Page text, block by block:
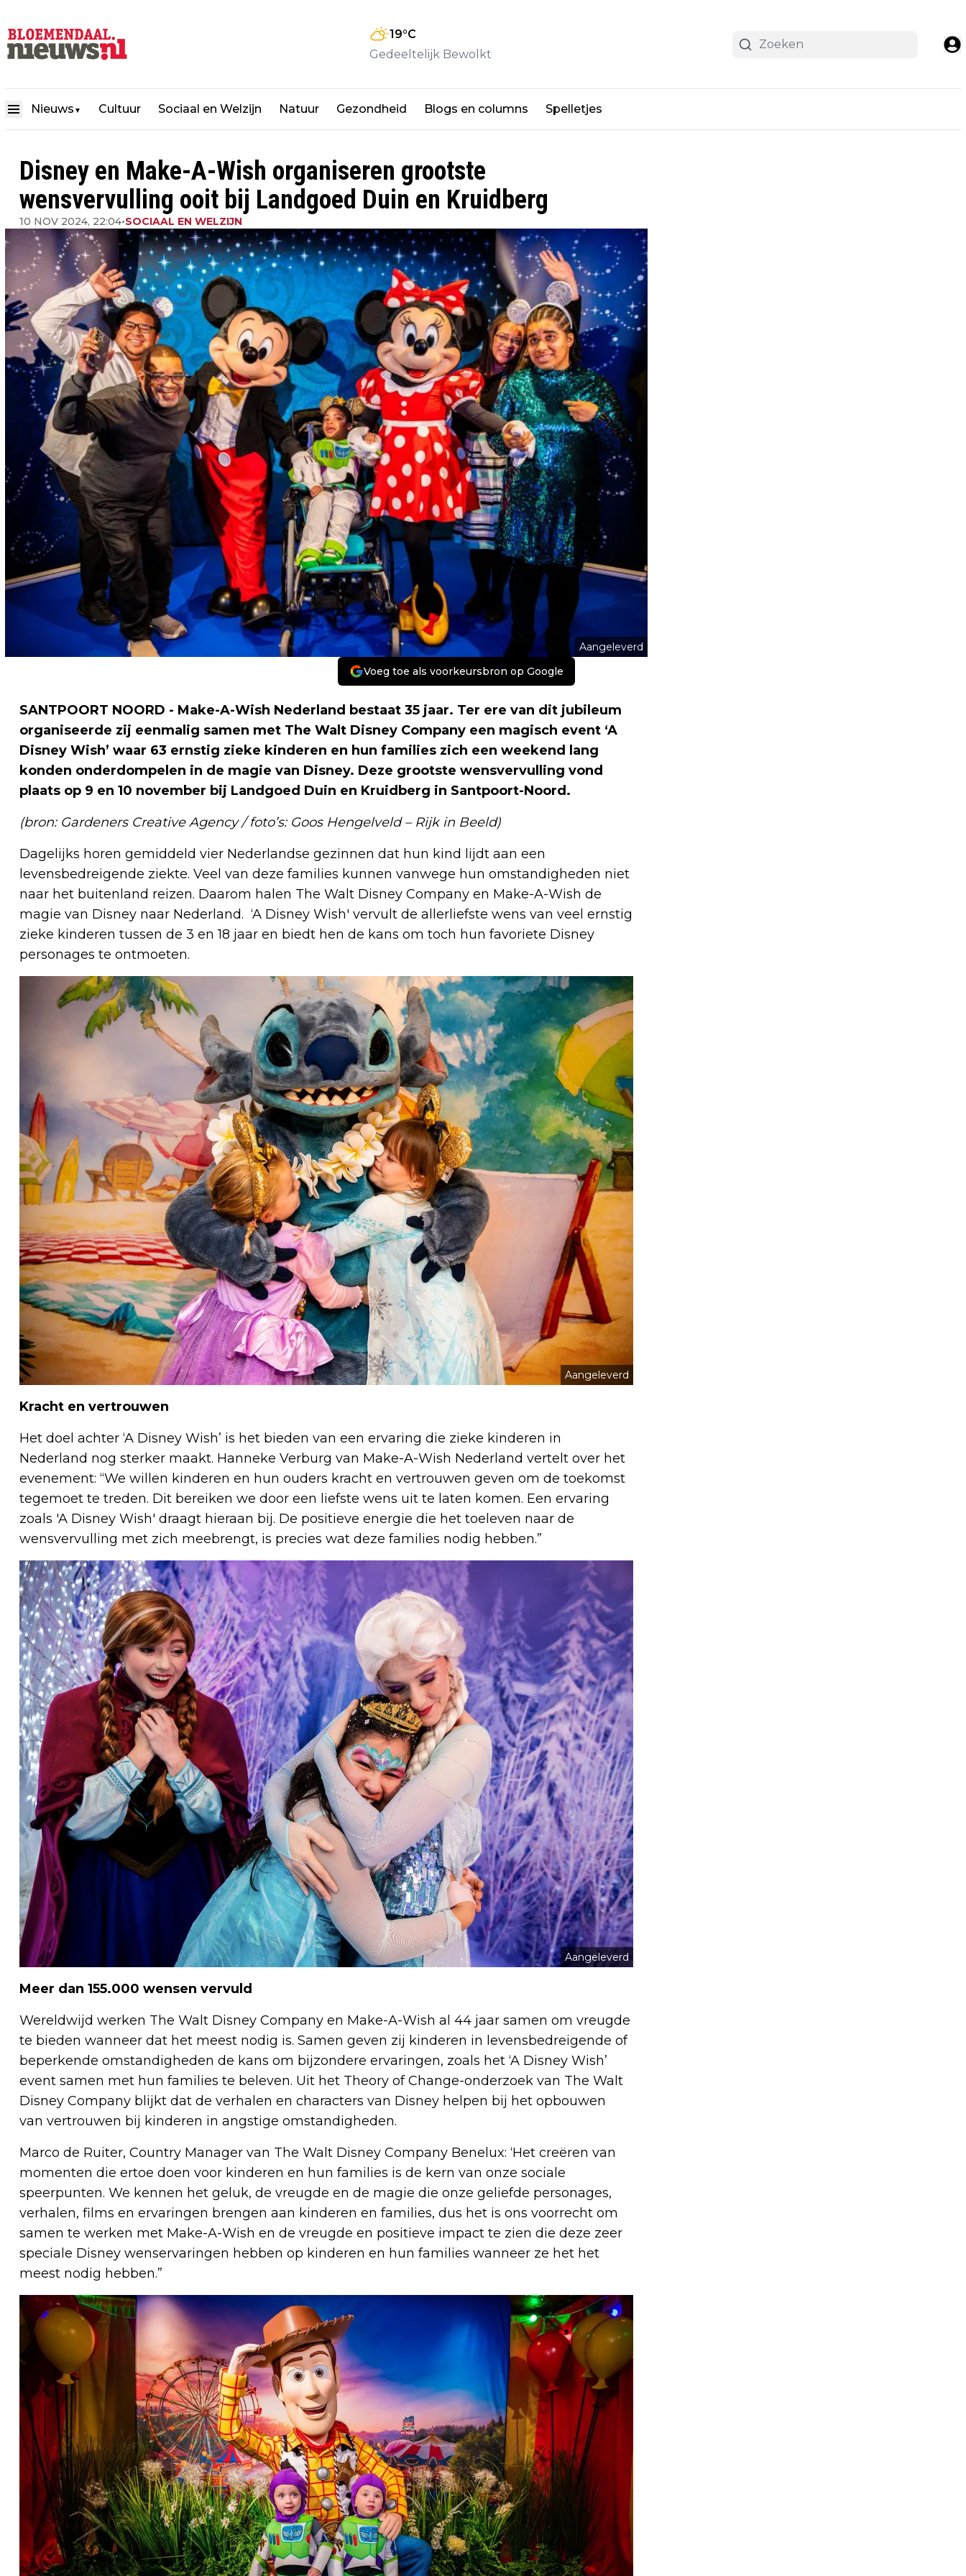
19°C
Gedeeltelijk Bewolkt
Nieuws ▼ Cultuur Sociaal en Welzijn Natuur Gezondheid Blogs en columns Spelletjes
Disney en Make-A-Wish organiseren grootste
wensvervulling ooit bij Landgoed Duin en Kruidberg
10 NOV 2024, 22:04•SOCIAAL EN WELZIJN
Aangeleverd
Voeg toe als voorkeursbron op Google
SANTPOORT NOORD - Make-A-Wish Nederland bestaat 35 jaar. Ter ere van dit jubileum
organiseerde zij eenmalig samen met The Walt Disney Company een magisch event ‘A
Disney Wish’ waar 63 ernstig zieke kinderen en hun families zich een weekend lang
konden onderdompelen in de magie van Disney. Deze grootste wensvervulling vond
plaats op 9 en 10 november bij Landgoed Duin en Kruidberg in Santpoort-Noord.
(bron: Gardeners Creative Agency / foto’s: Goos Hengelveld – Rijk in Beeld)
Dagelijks horen gemiddeld vier Nederlandse gezinnen dat hun kind lijdt aan een
levensbedreigende ziekte. Veel van deze families kunnen vanwege hun omstandigheden niet
naar het buitenland reizen. Daarom halen The Walt Disney Company en Make-A-Wish de
magie van Disney naar Nederland. ‘A Disney Wish' vervult de allerliefste wens van veel ernstig
zieke kinderen tussen de 3 en 18 jaar en biedt hen de kans om toch hun favoriete Disney
personages te ontmoeten.
Aangeleverd
Kracht en vertrouwen
Het doel achter ‘A Disney Wish’ is het bieden van een ervaring die zieke kinderen in
Nederland nog sterker maakt. Hanneke Verburg van Make-A-Wish Nederland vertelt over het
evenement: “We willen kinderen en hun ouders kracht en vertrouwen geven om de toekomst
tegemoet te treden. Dit bereiken we door een liefste wens uit te laten komen. Een ervaring
zoals 'A Disney Wish' draagt hieraan bij. De positieve energie die het toeleven naar de
wensvervulling met zich meebrengt, is precies wat deze families nodig hebben.”
Aangeleverd
Meer dan 155.000 wensen vervuld
Wereldwijd werken The Walt Disney Company en Make-A-Wish al 44 jaar samen om vreugde
te bieden wanneer dat het meest nodig is. Samen geven zij kinderen in levensbedreigende of
beperkende omstandigheden de kans om bijzondere ervaringen, zoals het ‘A Disney Wish’
event samen met hun families te beleven. Uit het Theory of Change-onderzoek van The Walt
Disney Company blijkt dat de verhalen en characters van Disney helpen bij het opbouwen
van vertrouwen bij kinderen in angstige omstandigheden.
Marco de Ruiter, Country Manager van The Walt Disney Company Benelux: ‘Het creëren van
momenten die ertoe doen voor kinderen en hun families is de kern van onze sociale
speerpunten. We kennen het geluk, de vreugde en de magie die onze geliefde personages,
verhalen, films en ervaringen brengen aan kinderen en families, dus het is ons voorrecht om
samen te werken met Make-A-Wish en de vreugde en positieve impact te zien die deze zeer
speciale Disney wenservaringen hebben op kinderen en hun families wanneer ze het het
meest nodig hebben.”